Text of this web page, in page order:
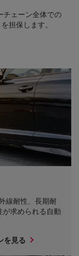
チェーン全体での
担保します。
線耐性、長期耐
求められる自動
を見る